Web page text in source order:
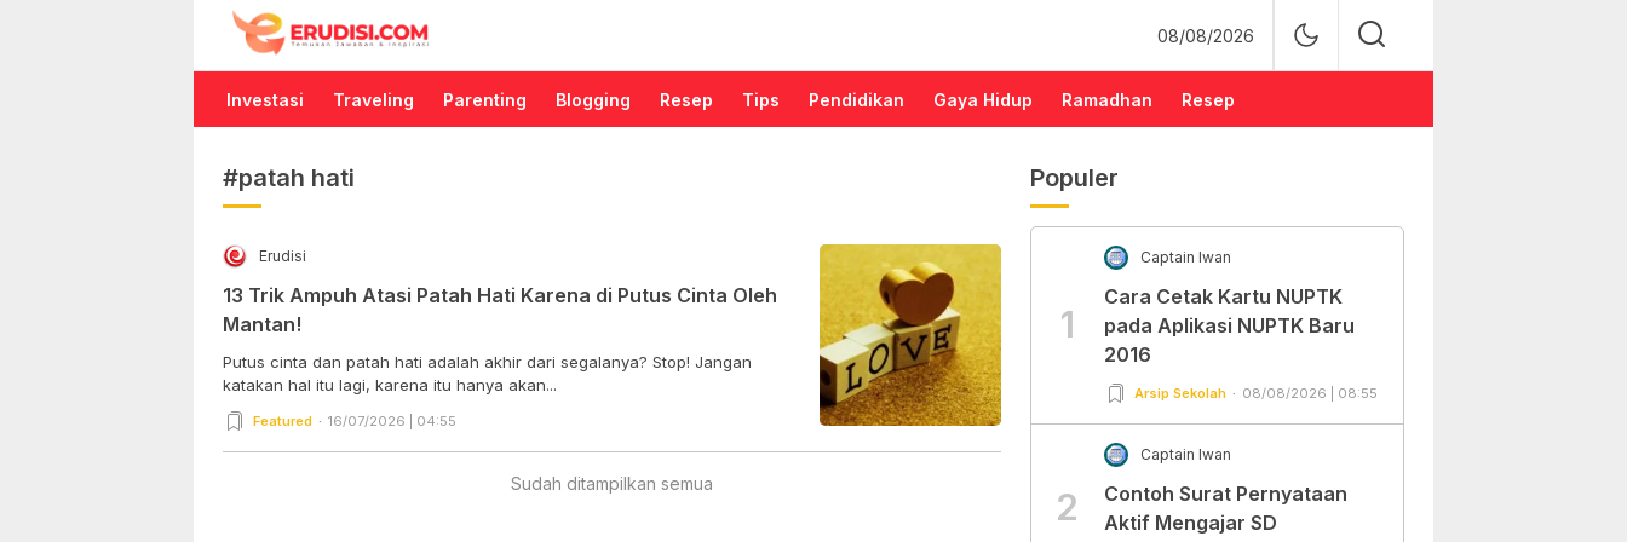
Erudisi
Temukan Jawaban dan Inspirasi
08/08/2026
Investasi Traveling Parenting Blogging Resep Tips Pendidikan Gaya Hidup Ramadhan Resep
#patah hati
Erudisi
13 Trik Ampuh Atasi Patah Hati Karena di Putus Cinta Oleh
Mantan!
Putus cinta dan patah hati adalah akhir dari segalanya? Stop! Jangan
katakan hal itu lagi, karena itu hanya akan...
Featured 16/07/2026 | 04:55
Sudah ditampilkan semua
Populer
1
Captain Iwan
Cara Cetak Kartu NUPTK
pada Aplikasi NUPTK Baru
2016
Arsip Sekolah 08/08/2026 | 08:55
2
Captain Iwan
Contoh Surat Pernyataan
Aktif Mengajar SD